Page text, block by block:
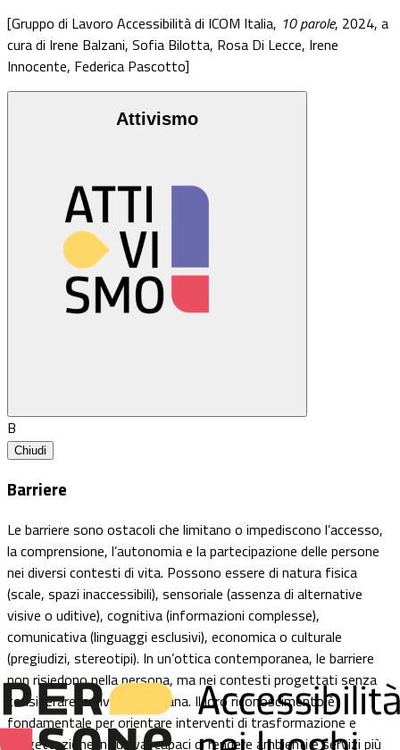
[Gruppo di Lavoro Accessibilità di ICOM Italia, 10 parole, 2024, a
cura di Irene Balzani, Sofia Bilotta, Rosa Di Lecce, Irene
Innocente, Federica Pascotto]
Attivismo
B
Chiudi
Barriere
Le barriere sono ostacoli che limitano o impediscono l’accesso,
la comprensione, l’autonomia e la partecipazione delle persone
nei diversi contesti di vita. Possono essere di natura fisica
(scale, spazi inaccessibili), sensoriale (assenza di alternative
visive o uditive), cognitiva (informazioni complesse),
comunicativa (linguaggi esclusivi), economica o culturale
(pregiudizi, stereotipi). In un’ottica contemporanea, le barriere
non risiedono nella persona, ma nei contesti progettati senza
considerare la diversità umana. Il loro riconoscimento è
fondamentale per orientare interventi di trasformazione e
progettazione inclusiva, capaci di rendere ambienti e servizi più